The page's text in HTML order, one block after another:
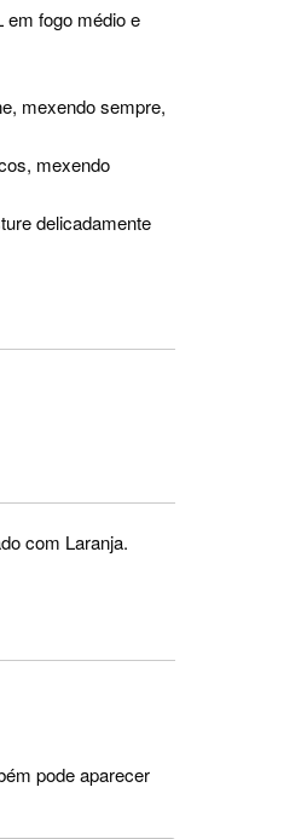
em fogo médio e
mexendo sempre,
mexendo
delicadamente
com Laranja.
pode aparecer